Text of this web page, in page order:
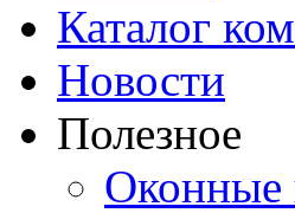
Каталог
Новости
Полезное
Оконные